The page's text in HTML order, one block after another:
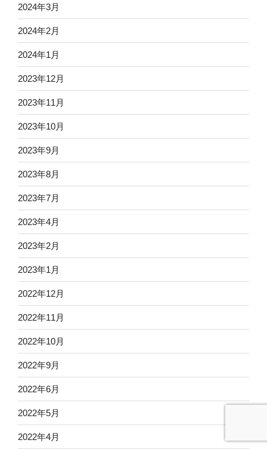
2024年3月
2024年2月
2024年1月
2023年12月
2023年11月
2023年10月
2023年9月
2023年8月
2023年7月
2023年4月
2023年2月
2023年1月
2022年12月
2022年11月
2022年10月
2022年9月
2022年6月
2022年5月
2022年4月